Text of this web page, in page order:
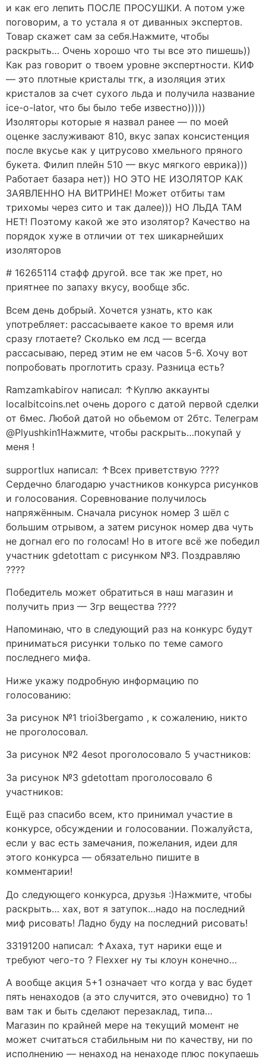
и как его лепить ПОСЛЕ ПРОСУШКИ. А потом уже
поговорим, а то устала я от диванных экспертов.
Товар скажет сам за себя.Нажмите, чтобы
раскрыть… Очень хорошо что ты все это пишешь))
Как раз говорит о твоем уровне экспертности. КИФ
— это плотные кристалы тгк, а изоляция этих
кристалов за счет сухого льда и получила название
ice-o-lator, что бы было тебе известно)))))
Изоляторы которые я назвал ранее — по моей
оценке заслуживают 810, вкус запах консистенция
после вкусье как у цитрусово хмельного пряного
букета. Филип плейн 510 — вкус мягкого еврика)))
Работает базара нет)) НО ЭТО НЕ ИЗОЛЯТОР КАК
ЗАЯВЛЕННО НА ВИТРИНЕ! Может отбиты там
трихомы через сито и так далее))) НО ЛЬДА ТАМ
НЕТ! Поэтому какой же это изолятор? Качество на
порядок хуже в отличии от тех шикарнейших
изоляторов
# 16265114 стафф другой. все так же прет, но
приятнее по запаху вкусу, вообще збс.
Всем день добрый. Хочется узнать, кто как
употребляет: рассасываете какое то время или
сразу глотаете? Сколько ем лсд — всегда
рассасываю, перед этим не ем часов 5-6. Хочу вот
попробовать проглотить сразу. Разница есть?
Ramzamkabirov написал: ↑Куплю аккаунты
localbitcoins.net очень дорого с датой первой сделки
от 6мес. Любой датой но обьемом от 2бтс. Телеграм
@Plyushkin1Нажмите, чтобы раскрыть…покупай у
меня !
supportlux написал: ↑Всех приветствую ????
Сердечно благодарю участников конкурса рисунков
и голосования. Соревнование получилось
напряжённым. Сначала рисунок номер 3 шёл с
большим отрывом, а затем рисунок номер два чуть
не догнал его по голосам! Но в итоге всё же победил
участник gdetottam с рисунком №3. Поздравляю
????
Победитель может обратиться в наш магазин и
получить приз — 3гр вещества ????
Напоминаю, что в следующий раз на конкурс будут
приниматься рисунки только по теме самого
последнего мифа.
Ниже укажу подробную информацию по
голосованию:
За рисунок №1 trioi3bergamo , к сожалению, никто
не проголосовал.
За рисунок №2 4esot проголосовало 5 участников:
За рисунок №3 gdetottam проголосовало 6
участников:
Ещё раз спасибо всем, кто принимал участие в
конкурсе, обсуждении и голосовании. Пожалуйста,
если у вас есть замечания, пожелания, идеи для
этого конкурса — обязательно пишите в
комментарии!
До следующего конкурса, друзья :)Нажмите, чтобы
раскрыть… хах, вот я затупок…надо на последний
миф рисовать! Ладно буду на последний рисовать!
33191200 написал: ↑Ахаха, тут нарики еще и
требуют чего-то ? Flexxer ну ты клоун конечно…
А вообще акция 5+1 означает что когда у вас будет
пять ненаходов (а это случится, это очевидно) то 1
вам так и быть сделают перезаклад, типа…
Магазин по крайней мере на текущий момент не
может считаться стабильным ни по качеству, ни по
исполнению — ненаход на ненаходе плюс покупаешь